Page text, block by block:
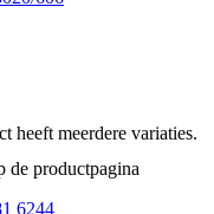
heeft meerdere variaties.
de productpagina